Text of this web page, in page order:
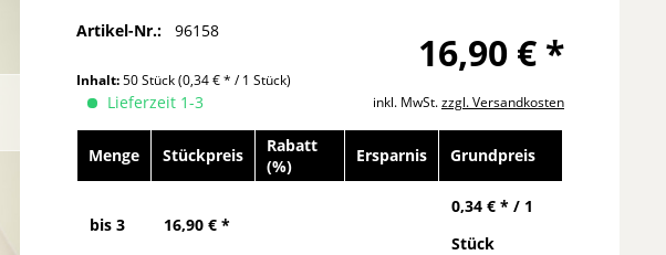
Artikel-Nr.: 96158 16,90 € *
Inhalt:50 Stück(0,34 € * / 1 Stück)
inkl. MwSt.zzgl. Versandkosten
Lieferzeit 1-3
Menge Stückpreis
Rabatt
(%)
Ersparnis Grundpreis
bis3 16,90 € *
0,34 € * / 1
Stück